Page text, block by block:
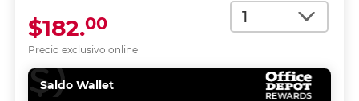
Cantidad
Precio exclusivo online
$182.00
Saldo Wallet